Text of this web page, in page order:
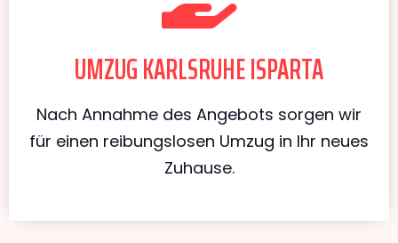
UMZUG KARLSRUHE ISPARTA
Nach Annahme des Angebots sorgen wir
für einen reibungslosen Umzug in Ihr neues
Zuhause.